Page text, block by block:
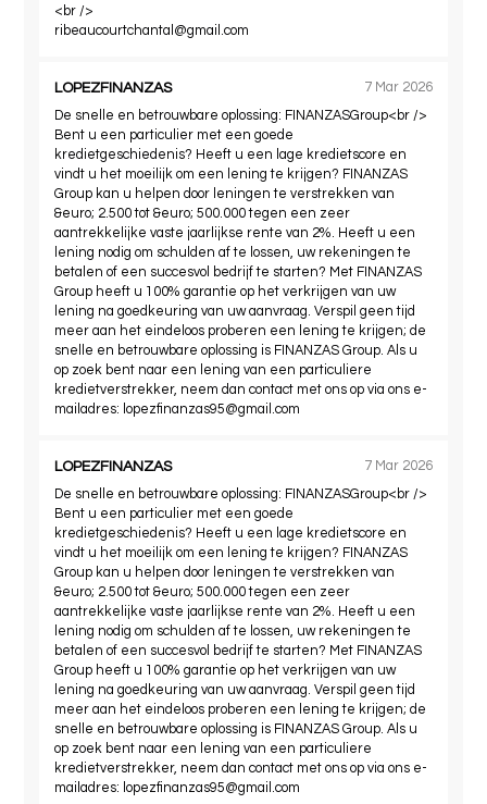
<br />
ribeaucourtchantal@gmail.com
LOPEZFINANZAS
7 Mar 2026
De snelle en betrouwbare oplossing: FINANZASGroup<br />
Bent u een particulier met een goede
kredietgeschiedenis? Heeft u een lage kredietscore en
vindt u het moeilijk om een ​​lening te krijgen? FINANZAS
Group kan u helpen door leningen te verstrekken van
&euro; 2.500 tot &euro; 500.000 tegen een zeer
aantrekkelijke vaste jaarlijkse rente van 2%. Heeft u een
lening nodig om schulden af ​​te lossen, uw rekeningen te
betalen of een succesvol bedrijf te starten? Met FINANZAS
Group heeft u 100% garantie op het verkrijgen van uw
lening na goedkeuring van uw aanvraag. Verspil geen tijd
meer aan het eindeloos proberen een lening te krijgen; de
snelle en betrouwbare oplossing is FINANZAS Group. Als u
op zoek bent naar een lening van een particuliere
kredietverstrekker, neem dan contact met ons op via ons e-
mailadres: lopezfinanzas95@gmail.com
LOPEZFINANZAS
7 Mar 2026
De snelle en betrouwbare oplossing: FINANZASGroup<br />
Bent u een particulier met een goede
kredietgeschiedenis? Heeft u een lage kredietscore en
vindt u het moeilijk om een ​​lening te krijgen? FINANZAS
Group kan u helpen door leningen te verstrekken van
&euro; 2.500 tot &euro; 500.000 tegen een zeer
aantrekkelijke vaste jaarlijkse rente van 2%. Heeft u een
lening nodig om schulden af ​​te lossen, uw rekeningen te
betalen of een succesvol bedrijf te starten? Met FINANZAS
Group heeft u 100% garantie op het verkrijgen van uw
lening na goedkeuring van uw aanvraag. Verspil geen tijd
meer aan het eindeloos proberen een lening te krijgen; de
snelle en betrouwbare oplossing is FINANZAS Group. Als u
op zoek bent naar een lening van een particuliere
kredietverstrekker, neem dan contact met ons op via ons e-
mailadres: lopezfinanzas95@gmail.com